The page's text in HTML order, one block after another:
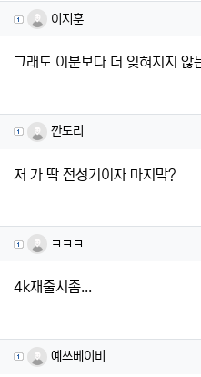
이지훈님의 댓글
이지훈
그래도 이분보다 더 잊혀지지
깐도리님의 댓글
깐도리
저 가 딱 전성기이자 마지막?
ㅋㅋㅋ님의 댓글
ㅋㅋㅋ
4k재출시좀...
예쓰베이비님의 댓
예쓰베이비